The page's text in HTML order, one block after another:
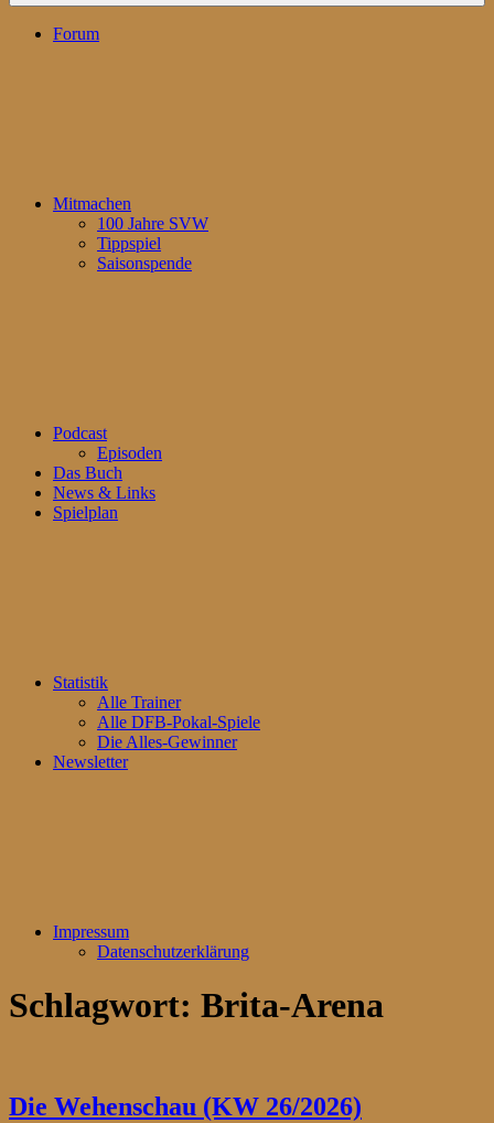
Forum
Mitmachen
100 Jahre SVW
Tippspiel
Saisonspende
Podcast
Episoden
Das Buch
News & Links
Spielplan
Statistik
Alle Trainer
Alle DFB-Pokal-Spiele
Die Alles-Gewinner
Newsletter
Impressum
Datenschutzerklärung
Schlagwort: Brita-Arena
Die Wehenschau (KW 26/2026)